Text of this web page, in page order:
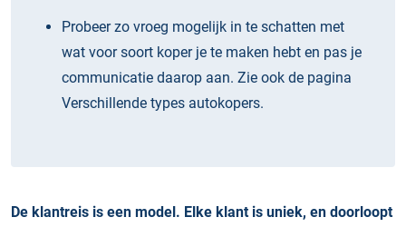
Probeer zo vroeg mogelijk in te schatten met
wat voor soort koper je te maken hebt en pas je
communicatie daarop aan. Zie ook de pagina
Verschillende types autokopers.
De klantreis is een model. Elke klant is uniek, en doorloopt